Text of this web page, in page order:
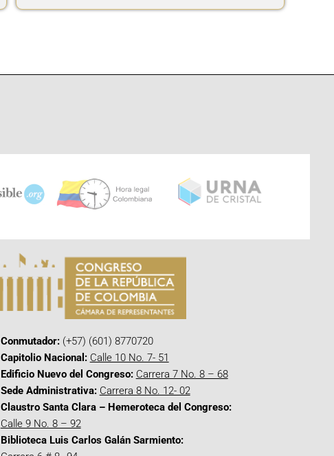
Conmutador:(+57) (601) 8770720
Capitolio Nacional: Calle 10 No. 7- 51
Edificio Nuevo del Congreso: Carrera 7 No. 8 – 68
Sede Administrativa: Carrera 8 No. 12- 02
Claustro Santa Clara – Hemeroteca del Congreso:
Calle 9 No. 8 – 92
Biblioteca Luis Carlos Galán Sarmiento: